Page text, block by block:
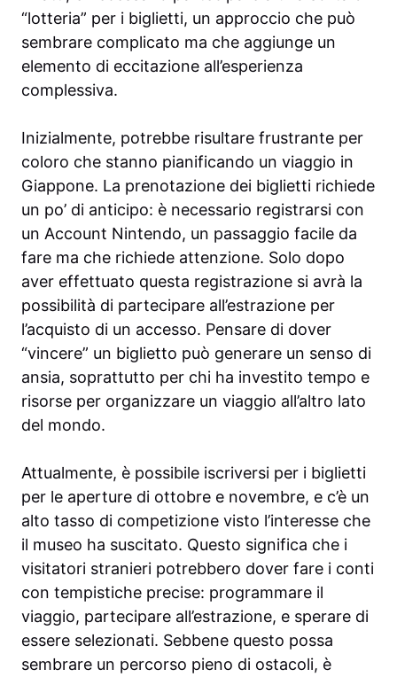
“lotteria” per i biglietti, un approccio che può
sembrare complicato ma che aggiunge un
elemento di eccitazione all’esperienza
complessiva.
Inizialmente, potrebbe risultare frustrante per
coloro che stanno pianificando un viaggio in
Giappone. La prenotazione dei biglietti richiede
un po’ di anticipo: è necessario registrarsi con
un Account Nintendo, un passaggio facile da
fare ma che richiede attenzione. Solo dopo
aver effettuato questa registrazione si avrà la
possibilità di partecipare all’estrazione per
l’acquisto di un accesso. Pensare di dover
“vincere” un biglietto può generare un senso di
ansia, soprattutto per chi ha investito tempo e
risorse per organizzare un viaggio all’altro lato
del mondo.
Attualmente, è possibile iscriversi per i biglietti
per le aperture di ottobre e novembre, e c’è un
alto tasso di competizione visto l’interesse che
il museo ha suscitato. Questo significa che i
visitatori stranieri potrebbero dover fare i conti
con tempistiche precise: programmare il
viaggio, partecipare all’estrazione, e sperare di
essere selezionati. Sebbene questo possa
sembrare un percorso pieno di ostacoli, è